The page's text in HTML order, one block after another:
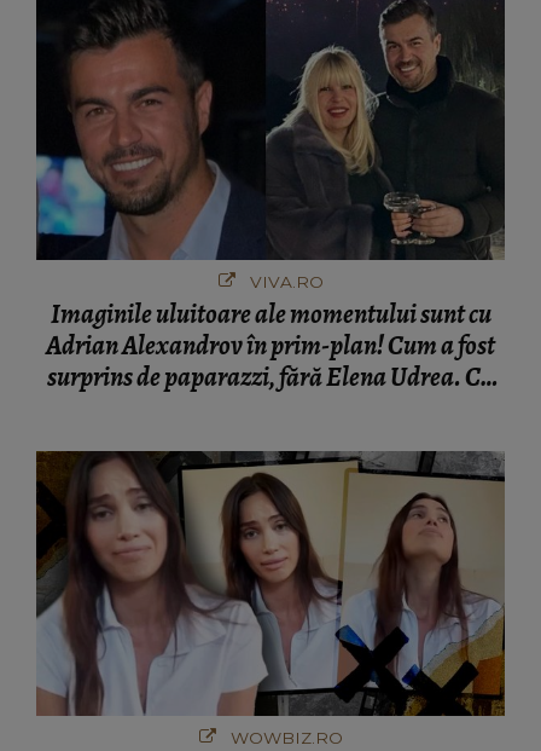
VIVA.RO
Imaginile uluitoare ale momentului sunt cu
Adrian Alexandrov în prim-plan! Cum a fost
surprins de paparazzi, fără Elena Udrea. Cu
WOWBIZ.RO